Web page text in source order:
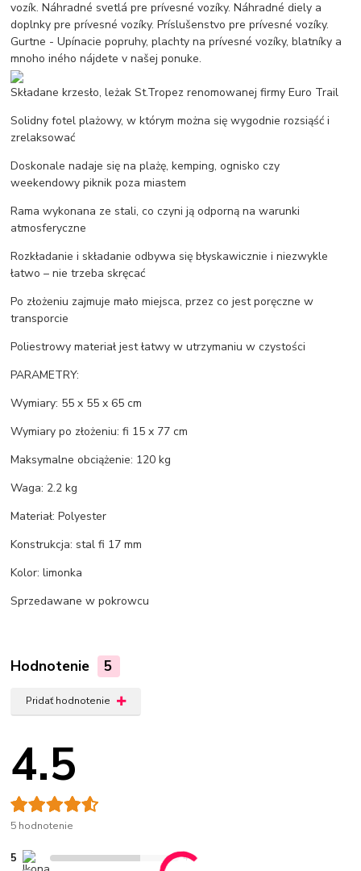
vozík. Náhradné svetlá pre prívesné vozíky. Náhradné diely a
doplnky pre prívesné vozíky. Príslušenstvo pre prívesné vozíky.
Gurtne - Upínacie popruhy, plachty na prívesné vozíky, blatníky a
mnoho iného nájdete v našej ponuke.
Składane krzesło, leżak St.Tropez renomowanej firmy Euro Trail
Solidny fotel plażowy, w którym można się wygodnie rozsiąść i
zrelaksować
Doskonale nadaje się na plażę, kemping, ognisko czy
weekendowy piknik poza miastem
Rama wykonana ze stali, co czyni ją odporną na warunki
atmosferyczne
Rozkładanie i składanie odbywa się błyskawicznie i niezwykle
łatwo – nie trzeba skręcać
Po złożeniu zajmuje mało miejsca, przez co jest poręczne w
transporcie
Poliestrowy materiał jest łatwy w utrzymaniu w czystości
PARAMETRY:
Wymiary: 55 x 55 x 65 cm
Wymiary po złożeniu: fi 15 x 77 cm
Maksymalne obciążenie: 120 kg
Waga: 2.2 kg
Materiał: Polyester
Konstrukcja: stal fi 17 mm
Kolor: limonka
Sprzedawane w pokrowcu
Hodnotenie 5
Pridať hodnotenie
4.5
5 hodnotenie
5 4 x